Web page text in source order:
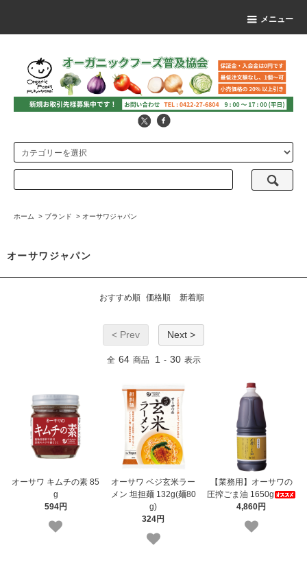
メニュー
ホーム > ブランド > オーサワジャパン
オーサワジャパン
おすすめ順 価格順 新着順
< Prev Next >
全 64 商品 1 - 30 表示
オーサワ キムチの素 85
g
594円
オーサワ ベジ玄米ラー
メン 坦担麺 132g(麺80
g)
324円
【業務用】オーサワの
圧搾ごま油 1650g
4,860円